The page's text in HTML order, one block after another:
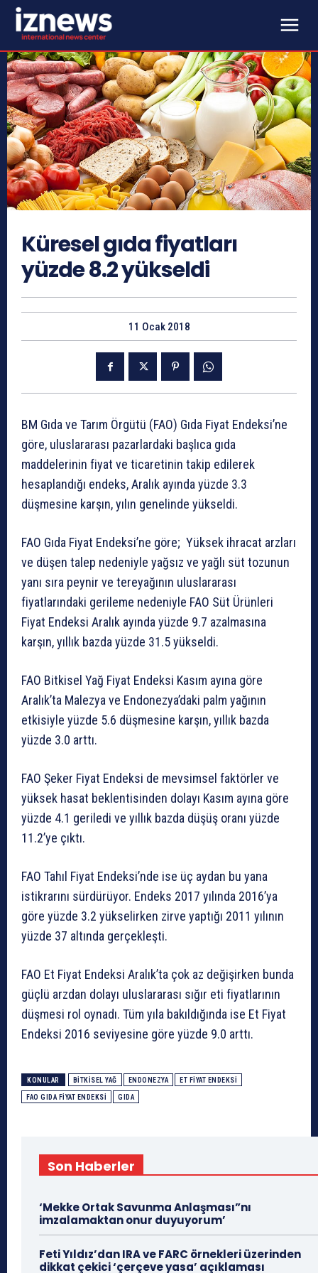
Küresel gıda fiyatları
yüzde 8.2 yükseldi
11 Ocak 2018
BM Gıda ve Tarım Örgütü (FAO) Gıda Fiyat Endeksi’ne
göre, uluslararası pazarlardaki başlıca gıda
maddelerinin fiyat ve ticaretinin takip edilerek
hesaplandığı endeks, Aralık ayında yüzde 3.3
düşmesine karşın, yılın genelinde yükseldi.
FAO Gıda Fiyat Endeksi’ne göre; Yüksek ihracat arzları
ve düşen talep nedeniyle yağsız ve yağlı süt tozunun
yanı sıra peynir ve tereyağının uluslararası
fiyatlarındaki gerileme nedeniyle FAO Süt Ürünleri
Fiyat Endeksi Aralık ayında yüzde 9.7 azalmasına
karşın, yıllık bazda yüzde 31.5 yükseldi.
FAO Bitkisel Yağ Fiyat Endeksi Kasım ayına göre
Aralık’ta Malezya ve Endonezya’daki palm yağının
etkisiyle yüzde 5.6 düşmesine karşın, yıllık bazda
yüzde 3.0 arttı.
FAO Şeker Fiyat Endeksi de mevsimsel faktörler ve
yüksek hasat beklentisinden dolayı Kasım ayına göre
yüzde 4.1 geriledi ve yıllık bazda düşüş oranı yüzde
11.2’ye çıktı.
FAO Tahıl Fiyat Endeksi’nde ise üç aydan bu yana
istikrarını sürdürüyor. Endeks 2017 yılında 2016’ya
göre yüzde 3.2 yükselirken zirve yaptığı 2011 yılının
yüzde 37 altında gerçekleşti.
FAO Et Fiyat Endeksi Aralık’ta çok az değişirken bunda
güçlü arzdan dolayı uluslararası sığır eti fiyatlarının
düşmesi rol oynadı. Tüm yıla bakıldığında ise Et Fiyat
Endeksi 2016 seviyesine göre yüzde 9.0 arttı.
KONULAR BITKISEL YAĞ ENDONEZYA ET FIYAT ENDEKSI
FAO GIDA FIYAT ENDEKSI GIDA
Son Haberler
‘Mekke Ortak Savunma Anlaşması”nı
imzalamaktan onur duyuyorum’
Feti Yıldız’dan IRA ve FARC örnekleri üzerinden
dikkat çekici ‘çerçeve yasa’ açıklaması